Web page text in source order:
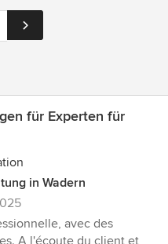
für Experten für
in Wadern
avec des